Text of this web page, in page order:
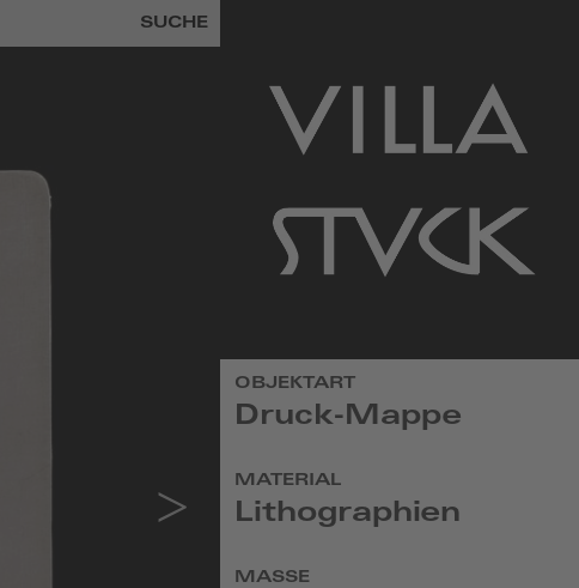
SUCHE
Startseite
OBJEKTART
Druck-Mappe
MATERIAL
Lithographien
MASSE